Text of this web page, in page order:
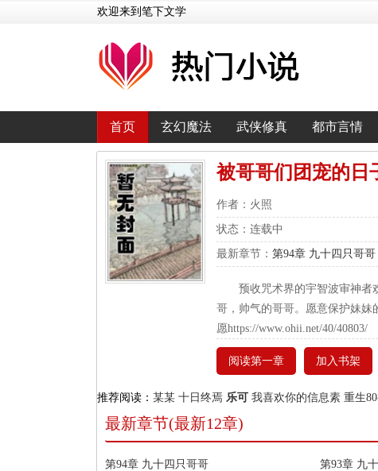
欢迎来到笔下文学
首页 玄幻魔法 武侠修真 都市言情
被哥哥们团宠的日
作者：火照
状态：连载中
最新章节： 第94章 九十四只哥哥
预收咒术界的宇智波审神者
哥，帅气的哥哥。愿意保护妹妹
愿https://www.ohii.net/40/40803/
阅读第一章 加入书架
推荐阅读： 某某 十日终焉 乐可 我喜欢你的信息素 重生
最新章节(最新12章)
第94章 九十四只哥哥 第93章 九